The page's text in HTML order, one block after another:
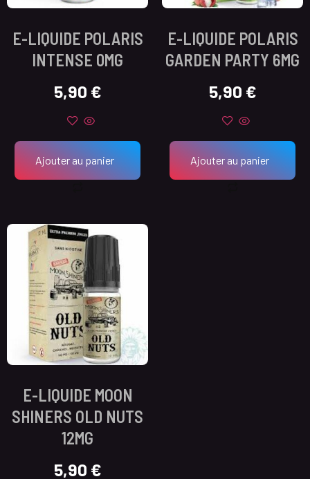
E-LIQUIDE POLARIS
INTENSE 0MG
5,90 €
Ajouter au panier
E-LIQUIDE POLARIS
GARDEN PARTY 6MG
5,90 €
Ajouter au panier
E-LIQUIDE MOON
SHINERS OLD NUTS
12MG
5,90 €